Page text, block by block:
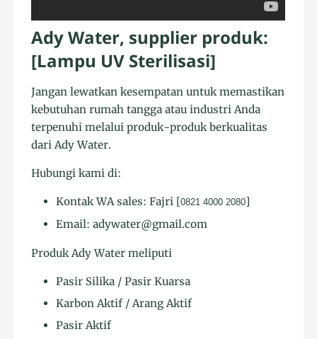
Ady Water, supplier produk:
[Lampu UV Sterilisasi]
Jangan lewatkan kesempatan untuk memastikan
kebutuhan rumah tangga atau industri Anda
terpenuhi melalui produk-produk berkualitas
dari Ady Water.
Hubungi kami di:
Kontak WA sales: Fajri [0821 4000 2080]
Email: adywater@gmail.com
Produk Ady Water meliputi
Pasir Silika / Pasir Kuarsa
Karbon Aktif / Arang Aktif
Pasir Aktif